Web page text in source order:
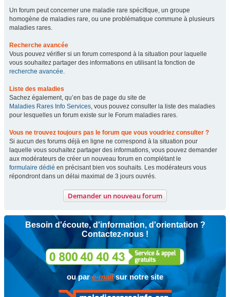
Un forum peut concerner une maladie rare spécifique, un groupe
homogène de maladies rare, ou une problématique commune à plusieurs
maladies rares.
Recherche avancée
Vous pouvez vérifier si un forum correspond à la situation pour laquelle
vous souhaitez partager des informations en utilisant la fonction de
recherche avancée.
Liste des maladies
Sachez également, qu’en bas de page du site de
Maladies Rares Info Services, vous pouvez consulter la liste des maladies
pour lesquelles un forum existe sur le Forum maladies rares.
Vous ne trouvez toujours pas le forum que vous voudriez consulter ?
Si aucun des forums déjà en ligne ne correspond à la situation pour
laquelle vous souhaitez partager des informations, vous pouvez demander
aux modérateurs de créer un nouveau forum en complétant le
formulaire dédié en précisant bien vos souhaits. Les modérateurs vous
répondront dans un délai maximal de 3 jours ouvrés.
Demander un nouveau forum
Besoin d'écoute, d'information, d'orientation ?
Contactez-nous !
ou pare-mailsur notre site